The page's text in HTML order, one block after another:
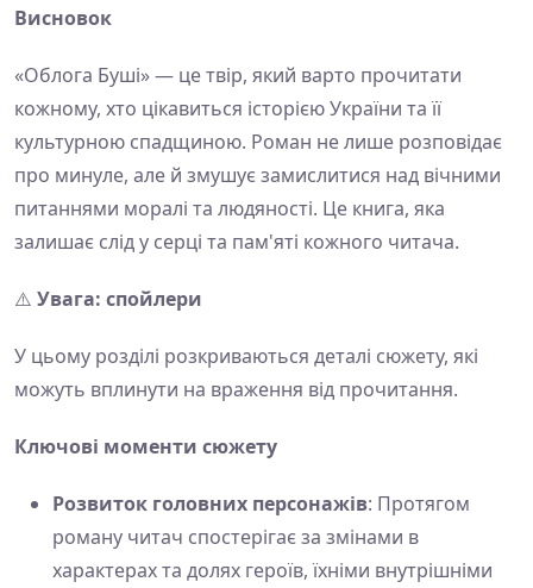
Висновок
«Облога Буші» — це твір, який варто прочитати
кожному, хто цікавиться історією України та її
культурною спадщиною. Роман не лише розповідає
про минуле, але й змушує замислитися над вічними
питаннями моралі та людяності. Це книга, яка
залишає слід у серці та пам'яті кожного читача.
⚠️ Увага: спойлери
У цьому розділі розкриваються деталі сюжету, які
можуть вплинути на враження від прочитання.
Ключові моменти сюжету
Розвиток головних персонажів: Протягом
роману читач спостерігає за змінами в
характерах та долях героїв, їхніми внутрішніми